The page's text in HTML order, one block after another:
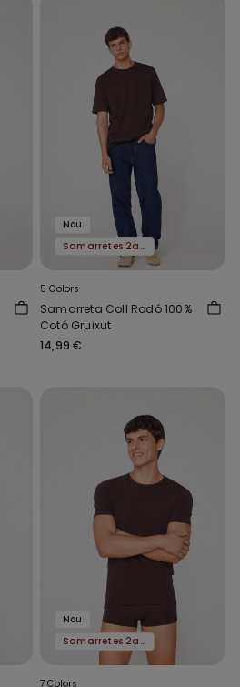
Nou
Samarretes 2a al -50%
5 Colors
Samarreta Coll Rodó 100%
Cotó Gruixut
14,99 €
Nou
Samarretes 2a al -50%
7 Colors